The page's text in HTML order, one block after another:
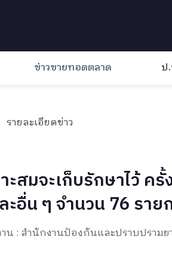
ข่าวขายทอดตลาด ป
รายละเอียดข่าว
มจะเก็บรักษาไว้ ค
อื่น ๆ จำนวน 76 ราย
น : สำนักงานป้องกันและปราบปราม